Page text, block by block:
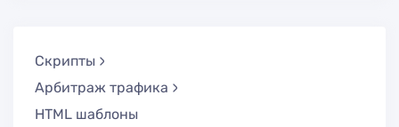
Скрипты
Арбитраж трафика
HTML шаблоны